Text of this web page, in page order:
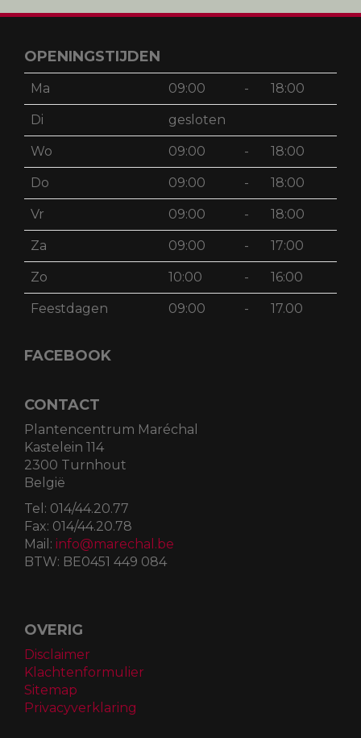
OPENINGSTIJDEN
Ma 09:00 - 18:00
Di gesloten
Wo 09:00 - 18:00
Do 09:00 - 18:00
Vr 09:00 - 18:00
Za 09:00 - 17:00
Zo 10:00 - 16:00
Feestdagen 09:00 - 17.00
FACEBOOK
CONTACT
Plantencentrum Maréchal
Kastelein 114
2300 Turnhout
België
Tel: 014/44.20.77
Fax: 014/44.20.78
Mail: info@marechal.be
BTW: BE0451 449 084
OVERIG
Disclaimer
Klachtenformulier
Sitemap
Privacyverklaring